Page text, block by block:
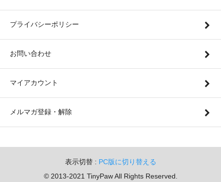
プライバシーポリシー
お問い合わせ
マイアカウント
メルマガ登録・解除
表示切替 : PC版に切り替える
© 2013-2021 TinyPaw All Rights Reserved.